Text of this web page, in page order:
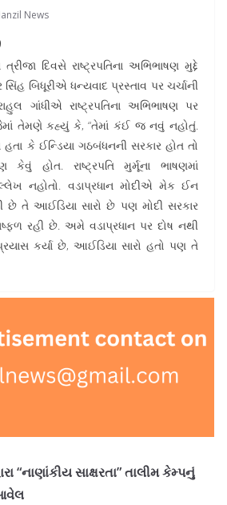
News
દિવસે રાષ્ટ્રપતિના અભિભાષણ મુદ્દે
સિંહ બિધૂરીએ ધન્યવાદ પ્રસ્તાવ પર ચર્ચાની
ગાંધીએ રાષ્ટ્રપતિના અભિભાષણ પર
તેમણે કહ્યું કે, “તેમાં કંઈ જ નવું નહોતું.
કે ઈન્ડિયા ગઠબંધનની સરકાર હોત તો
કેવું હોત. રાષ્ટ્રપતિ મુર્મૂના ભાષણમાં
નહોતો. વડાપ્રધાન મોદીએ મેક ઈન
છે તે આઈડિયા સારો છે પણ મોદી સરકાર
રહી છે. અમે વડાપ્રધાન પર દોષ નથી
કર્યા છે, આઈડિયા સારો હતો પણ તે
“નાણાંકીય સાક્ષરતા” તાલીમ કેમ્પનું